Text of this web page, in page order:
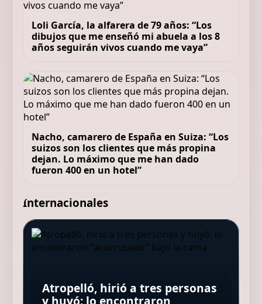
Loli García, la alfarera de 79 años: “Los
dibujos que me enseñó mi abuela a los 8
años seguirán vivos cuando me vaya”
Nacho, camarero de España en Suiza: “Los
suizos son los clientes que más propina
dejan. Lo máximo que me han dado
fueron 400 en un hotel”
Internacionales
buen cabello debes saber si
necesitas hidratación o
Quim Masferrer, actor, 55 años:
“Desde que quitaron los peajes,
el que sabes cuándo entras,
pero nunca cuánto tardarás en
quedó atrapado en medio del
incendio forestal, tras
Atropelló, hirió a tres personas
y huyó: lo encontraron
que dejó 168 muertos en Hong
Kong: qué determinó la